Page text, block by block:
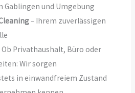
Gablingen und Umgebung
– Ihrem zuverlässigen
Privathaushalt, Büro oder
Wir sorgen
in einwandfreiem Zustand